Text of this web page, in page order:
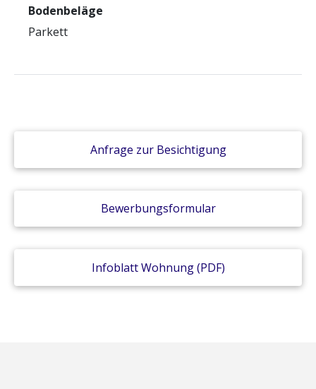
Bodenbeläge
Parkett
Anfrage zur Besichtigung
Bewerbungsformular
Infoblatt Wohnung (PDF)